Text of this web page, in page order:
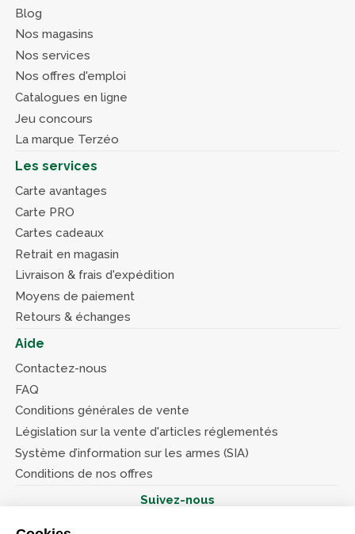
Blog
Nos magasins
Nos services
Nos offres d'emploi
Catalogues en ligne
Jeu concours
La marque Terzéo
Les services
Carte avantages
Carte PRO
Cartes cadeaux
Retrait en magasin
Livraison & frais d'expédition
Moyens de paiement
Retours & échanges
Aide
Contactez-nous
FAQ
Conditions générales de vente
Législation sur la vente d'articles réglementés
Système d’information sur les armes (SIA)
Conditions de nos offres
Suivez-nous